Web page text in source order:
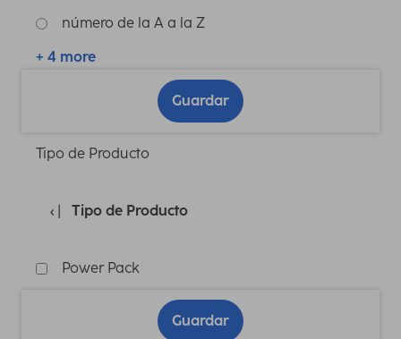
número de la A a la Z
+ 4 more
Guardar
Tipo de Producto
Tipo de Producto
Power Pack
Guardar